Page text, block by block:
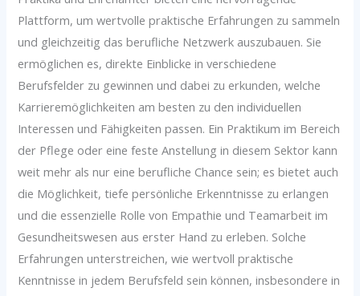
Plattform, um wertvolle praktische Erfahrungen zu sammeln
und gleichzeitig das berufliche Netzwerk auszubauen. Sie
ermöglichen es, direkte Einblicke in verschiedene
Berufsfelder zu gewinnen und dabei zu erkunden, welche
Karrieremöglichkeiten am besten zu den individuellen
Interessen und Fähigkeiten passen. Ein Praktikum im Bereich
der Pflege oder eine feste Anstellung in diesem Sektor kann
weit mehr als nur eine berufliche Chance sein; es bietet auch
die Möglichkeit, tiefe persönliche Erkenntnisse zu erlangen
und die essenzielle Rolle von Empathie und Teamarbeit im
Gesundheitswesen aus erster Hand zu erleben. Solche
Erfahrungen unterstreichen, wie wertvoll praktische
Kenntnisse in jedem Berufsfeld sein können, insbesondere in